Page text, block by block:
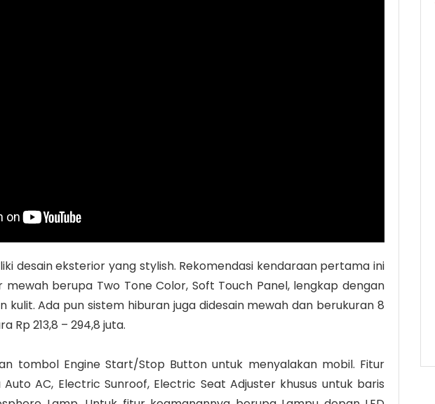
desain eksterior yang stylish. Rekomendasi kendaraan pertama ini
mewah berupa Two Tone Color, Soft Touch Panel, lengkap dengan
kulit. Ada pun sistem hiburan juga didesain mewah dan berukuran 8
Rp 213,8 – 294,8 juta.
tombol Engine Start/Stop Button untuk menyalakan mobil. Fitur
AC, Electric Sunroof, Electric Seat Adjuster khusus untuk baris